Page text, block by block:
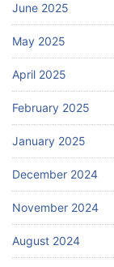
June 2025
May 2025
April 2025
February 2025
January 2025
December 2024
November 2024
August 2024